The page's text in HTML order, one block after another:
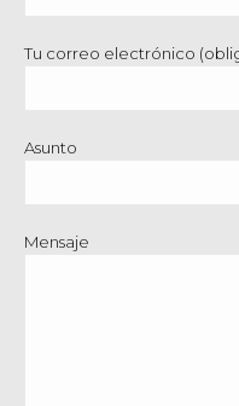
Tu correo electrónico
Asunto
Mensaje